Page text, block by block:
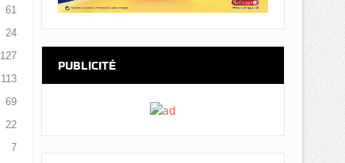
61
24
127
113
69
22
7
PUBLICITÉ